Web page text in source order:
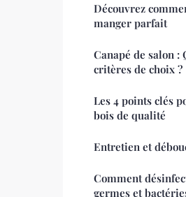
Découvrez
manger parfait
Canapé de salon
critères de choix ?
Les 4 points clés
bois de qualité
Entretien et
Comment
germes et